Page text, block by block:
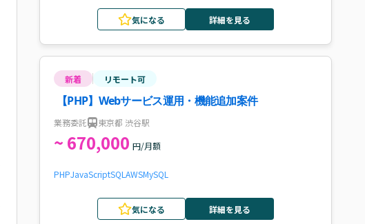
気になる 詳細を見る
新着 リモート可
【PHP】Webサービス運用・機能追加案件
業務委託 東京都 渋谷駅
~ 670,000 円/月額
PHPJavaScriptSQL AWSMySQL
気になる 詳細を見る